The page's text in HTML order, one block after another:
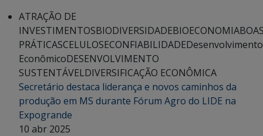
ATRAÇÃO DE
INVESTIMENTOSBIODIVERSIDADEBIOECONOMIA
PRÁTICASCELULOSECONFIABILIDADEDesenvolvimento
EconômicoDESENVOLVIMENTO
SUSTENTÁVELDIVERSIFICAÇÃO ECONÔMICA
Secretário destaca liderança e novos caminhos da
produção em MS durante Fórum Agro do LIDE na
Expogrande
10 abr 2025